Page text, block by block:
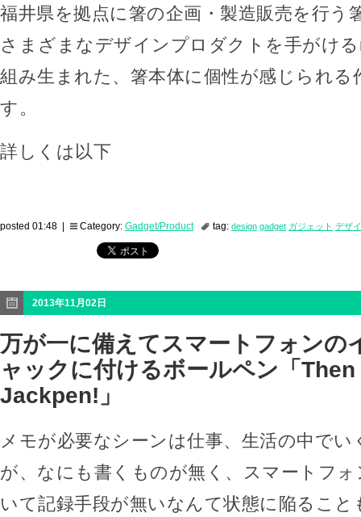
福井県を拠点に箸の企画・製造販売を行う
さまざまなデザインプロダクトを手がけ
組み生まれた、箸本体に個性が感じられる
す。
詳しくは以下
posted 01:48 | Category: Gadget/Product tag: design gadget ガジェット デザ
2013年11月02日
万が一に備えてスマートフォンの
ャックに付けるボールペン「
Jackpen!」
メモが必要なシーンは仕事、生活の中で
が、なにも書くものが無く、スマートフ
いて記録手段が無いなんて状態に陥るこ